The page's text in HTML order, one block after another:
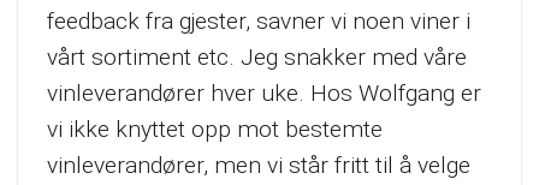
feedback fra gjester, savner vi noen viner i
vårt sortiment etc. Jeg snakker med våre
vinleverandører hver uke. Hos Wolfgang er
vi ikke knyttet opp mot bestemte
vinleverandører, men vi står fritt til å velge